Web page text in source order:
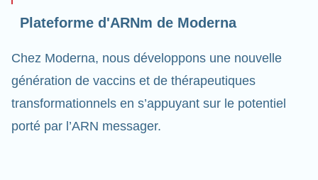
Plateforme d'ARNm de Moderna
Chez Moderna, nous développons une nouvelle
génération de vaccins et de thérapeutiques
transformationnels en s’appuyant sur le potentiel
porté par l’ARN messager.